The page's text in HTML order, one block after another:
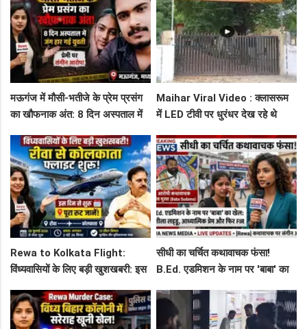
मऊगंज में मौसी-भतीजे के प्रेम प्रसंग
का खौफनाक अंत: 8 दिन अस्पताल में
आरोप!
Maihar Viral Video : क्लासरूम
में LED टीवी पर धुरंधर देख रहे थे
शिकायत
Rewa to Kolkata Flight:
विंध्यवासियों के लिए बड़ी खुशखबरी: इस
फ्लाइट, जानें पूरा रूट!
सीधी का चर्चित कथावाचक फंसा!
B.Ed. एडमिशन के नाम पर 'बाबा' का
और फिर FIR